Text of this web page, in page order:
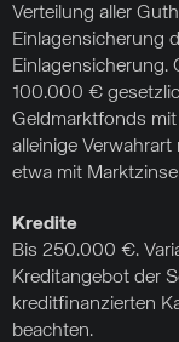
Verteilung aller
Einlagensicherung
Einlagensicherung.
100.000 €
Geldmarktfonds
alleinige
etwa mit
Kredite
Bis 250.000 €.
Kreditangebot der
kreditfinanzierten
beachten.